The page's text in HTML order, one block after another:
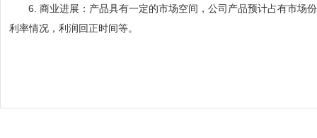
6. 商业进展：产品具有一定的市场空间，公司产品预计占有市场
利率情况，利润回正时间等。